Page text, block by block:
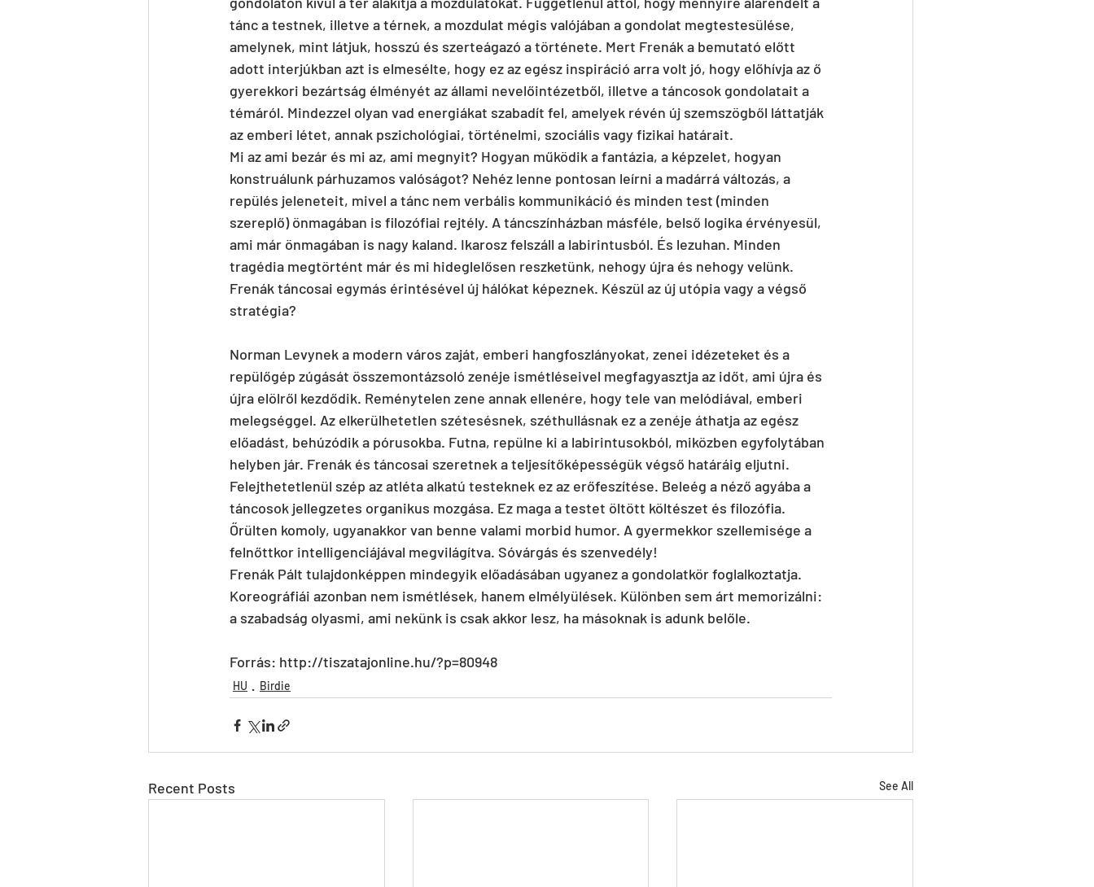
tánc a testnek, illetve a térnek, a mozdulat mégis valójában a gondolat megtestesülése,
amelynek, mint látjuk, hosszú és szerteágazó a története. Mert Frenák a bemutató előtt
adott interjúkban azt is elmesélte, hogy ez az egész inspiráció arra volt jó, hogy előhívja az ő
gyerekkori bezártság élményét az állami nevelőintézetből, illetve a táncosok gondolatait a
témáról. Mindezzel olyan vad energiákat szabadít fel, amelyek révén új szemszögből láttatják
az emberi létet, annak pszichológiai, történelmi, szociális vagy fizikai határait.
Mi az ami bezár és mi az, ami megnyit? Hogyan működik a fantázia, a képzelet, hogyan
konstruálunk párhuzamos valóságot? Nehéz lenne pontosan leírni a madárrá változás, a
repülés jeleneteit, mivel a tánc nem verbális kommunikáció és minden test (minden
szereplő) önmagában is filozófiai rejtély. A táncszínházban másféle, belső logika érvényesül,
ami már önmagában is nagy kaland. Ikarosz felszáll a labirintusból. És lezuhan. Minden
tragédia megtörtént már és mi hideglelősen reszketünk, nehogy újra és nehogy velünk.
Frenák táncosai egymás érintésével új hálókat képeznek. Készül az új utópia vagy a végső
stratégia?
Norman Levynek a modern város zaját, emberi hangfoszlányokat, zenei idézeteket és a
repülőgép zúgását összemontázsoló zenéje ismétléseivel megfagyasztja az időt, ami újra és
újra elölről kezdődik. Reménytelen zene annak ellenére, hogy tele van melódiával, emberi
melegséggel. Az elkerülhetetlen szétesésnek, széthullásnak ez a zenéje áthatja az egész
előadást, behúzódik a pórusokba. Futna, repülne ki a labirintusokból, miközben egyfolytában
helyben jár. Frenák és táncosai szeretnek a teljesítőképességük végső határáig eljutni.
Felejthetetlenül szép az atléta alkatú testeknek ez az erőfeszítése. Beleég a néző agyába a
táncosok jellegzetes organikus mozgása. Ez maga a testet öltött költészet és filozófia.
Őrülten komoly, ugyanakkor van benne valami morbid humor. A gyermekkor szellemisége a
felnőttkor intelligenciájával megvilágítva. Sóvárgás és szenvedély!
Frenák Pált tulajdonképpen mindegyik előadásában ugyanez a gondolatkör foglalkoztatja.
Koreográfiái azonban nem ismétlések, hanem elmélyülések. Különben sem árt memorizálni:
a szabadság olyasmi, ami nekünk is csak akkor lesz, ha másoknak is adunk belőle.
Forrás: http://tiszatajonline.hu/?p=80948
HU Birdie
Recent Posts See All